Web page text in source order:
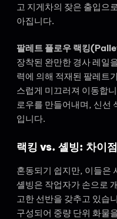
고 지게차의 잦은 출입으
아집니다.
팔레트 플로우 랙킹
장착된 완만한 경사 레일
력에 의해 적재된 팔레트
스럽게 미끄러져 이동합
로우를 만들어내며, 신선
입니다.
랙킹 vs. 셸빙: 차이
혼동되기 쉽지만, 이들은
셸빙은 작업자가 손으로
고한 선반을 갖추고 있습
구성되어 중량 단위 화물